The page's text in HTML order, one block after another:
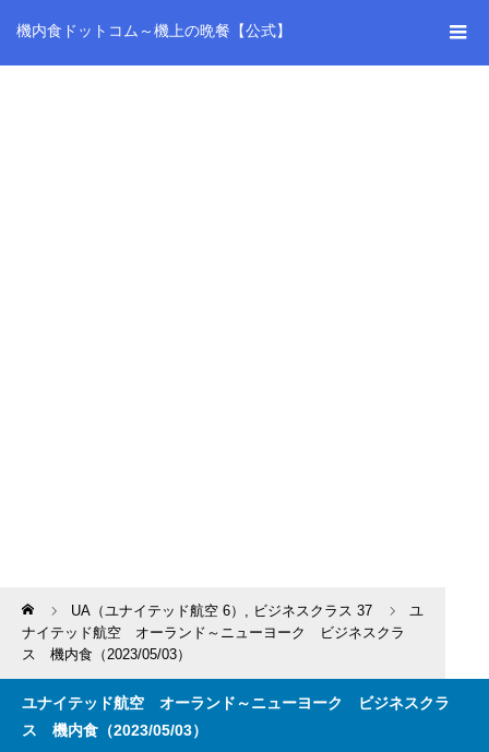
機内食ドットコム～機上の晩餐【公式】
Home UA（ユナイテッド航空 6） , ビジネスクラス 37
ユ
ナイテッド航空 オーランド～ニューヨーク ビジネスクラ
ス 機内食（2023/05/03）
ユナイテッド航空 オーランド～ニューヨーク ビジネスクラ
ス 機内食（2023/05/03）